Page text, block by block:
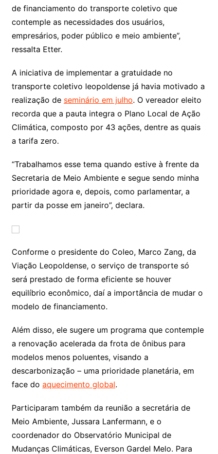
de financiamento do transporte coletivo que
contemple as necessidades dos usuários,
empresários, poder público e meio ambiente”,
ressalta Etter.
A iniciativa de implementar a gratuidade no
transporte coletivo leopoldense já havia motivado a
realização de seminário em julho. O vereador eleito
recorda que a pauta integra o Plano Local de Ação
Climática, composto por 43 ações, dentre as quais
a tarifa zero.
“Trabalhamos esse tema quando estive à frente da
Secretaria de Meio Ambiente e segue sendo minha
prioridade agora e, depois, como parlamentar, a
partir da posse em janeiro”, declara.
Conforme o presidente do Coleo, Marco Zang, da
Viação Leopoldense, o serviço de transporte só
será prestado de forma eficiente se houver
equilíbrio econômico, daí a importância de mudar o
modelo de financiamento.
Além disso, ele sugere um programa que contemple
a renovação acelerada da frota de ônibus para
modelos menos poluentes, visando a
descarbonização – uma prioridade planetária, em
face do aquecimento global.
Participaram também da reunião a secretária de
Meio Ambiente, Jussara Lanfermann, e o
coordenador do Observatório Municipal de
Mudanças Climáticas, Everson Gardel Melo. Para